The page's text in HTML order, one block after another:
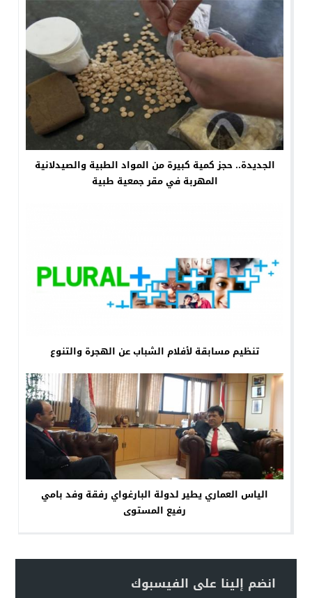
الجديدة.. حجز كمية كبيرة من المواد الطبية والصيدلانية
المهربة في مقر جمعية طبية
تنظيم مسابقة لأفلام الشباب عن الهجرة والتنوع
الياس العماري يطير لدولة البارغواي رفقة وفد بامي
رفيع المستوى
انضم إلينا على الفيسبوك